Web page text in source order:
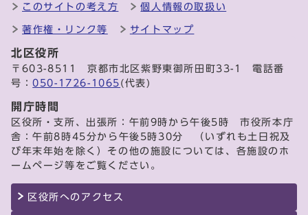
このサイトの考え方 個人情報の取扱い
著作権・リンク等 サイトマップ
北区役所
〒603-8511 京都市北区紫野東御所田町33-1 電話番
号：050-1726-1065 (代表)
開庁時間
区役所・支所、出張所：午前9時から午後5時 市役所本庁
舎：午前8時45分から午後5時30分 （いずれも土日祝及
び年末年始を除く）その他の施設については、各施設のホ
ームページ等をご覧ください。
区役所へのアクセス